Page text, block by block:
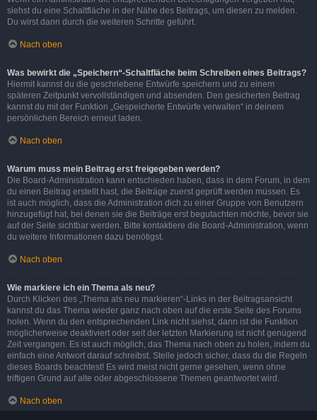
siehst du eine Schaltfläche in der Nähe des Beitrags, um diesen zu melden.
Du wirst dann durch die weiteren Schritte geführt.
Nach oben
Was bewirkt die „Speichern“-Schaltfläche beim Schreiben eines Beitrags?
Hiermit kannst du die geschriebene Entwürfe speichern und zu einem
späteren Zeitpunkt vervollständigen und absenden. Den gesicherten Beitrag
kannst du mit der Funktion „Gespeicherte Entwürfe verwalten“ in deinem
persönlichen Bereich erneut laden.
Nach oben
Warum muss mein Beitrag erst freigegeben werden?
Die Board-Administration kann entschieden haben, dass in dem Forum, in dem
du einen Beitrag erstellt hast, die Beiträge zuerst geprüft werden müssen. Es
ist auch möglich, dass die Administration dich zu einer Gruppe von Benutzern
hinzugefügt hat, bei denen sie die Beiträge erst begutachten möchte, bevor sie
auf der Seite sichtbar werden. Bitte kontaktiere die Board-Administration, wenn
du weitere Informationen dazu benötigst.
Nach oben
Wie markiere ich ein Thema als neu?
Durch Klicken des „Thema als neu markieren“-Links in der Beitragsansicht
kannst du das Thema wieder ganz nach oben auf die erste Seite des Forums
holen. Wenn du den entsprechenden Link nicht siehst, dann ist die Funktion
möglicherweise deaktiviert oder seit der letzten Markierung ist nicht genügend
Zeit vergangen. Es ist auch möglich, das Thema nach oben zu holen, indem du
einfach eine Antwort darauf schreibst. Stelle jedoch sicher, dass du die Regeln
dieses Boards beachtest! Es wird meist nicht gerne gesehen, wenn ohne
triftigen Grund auf alte oder abgeschlossene Themen geantwortet wird.
Nach oben